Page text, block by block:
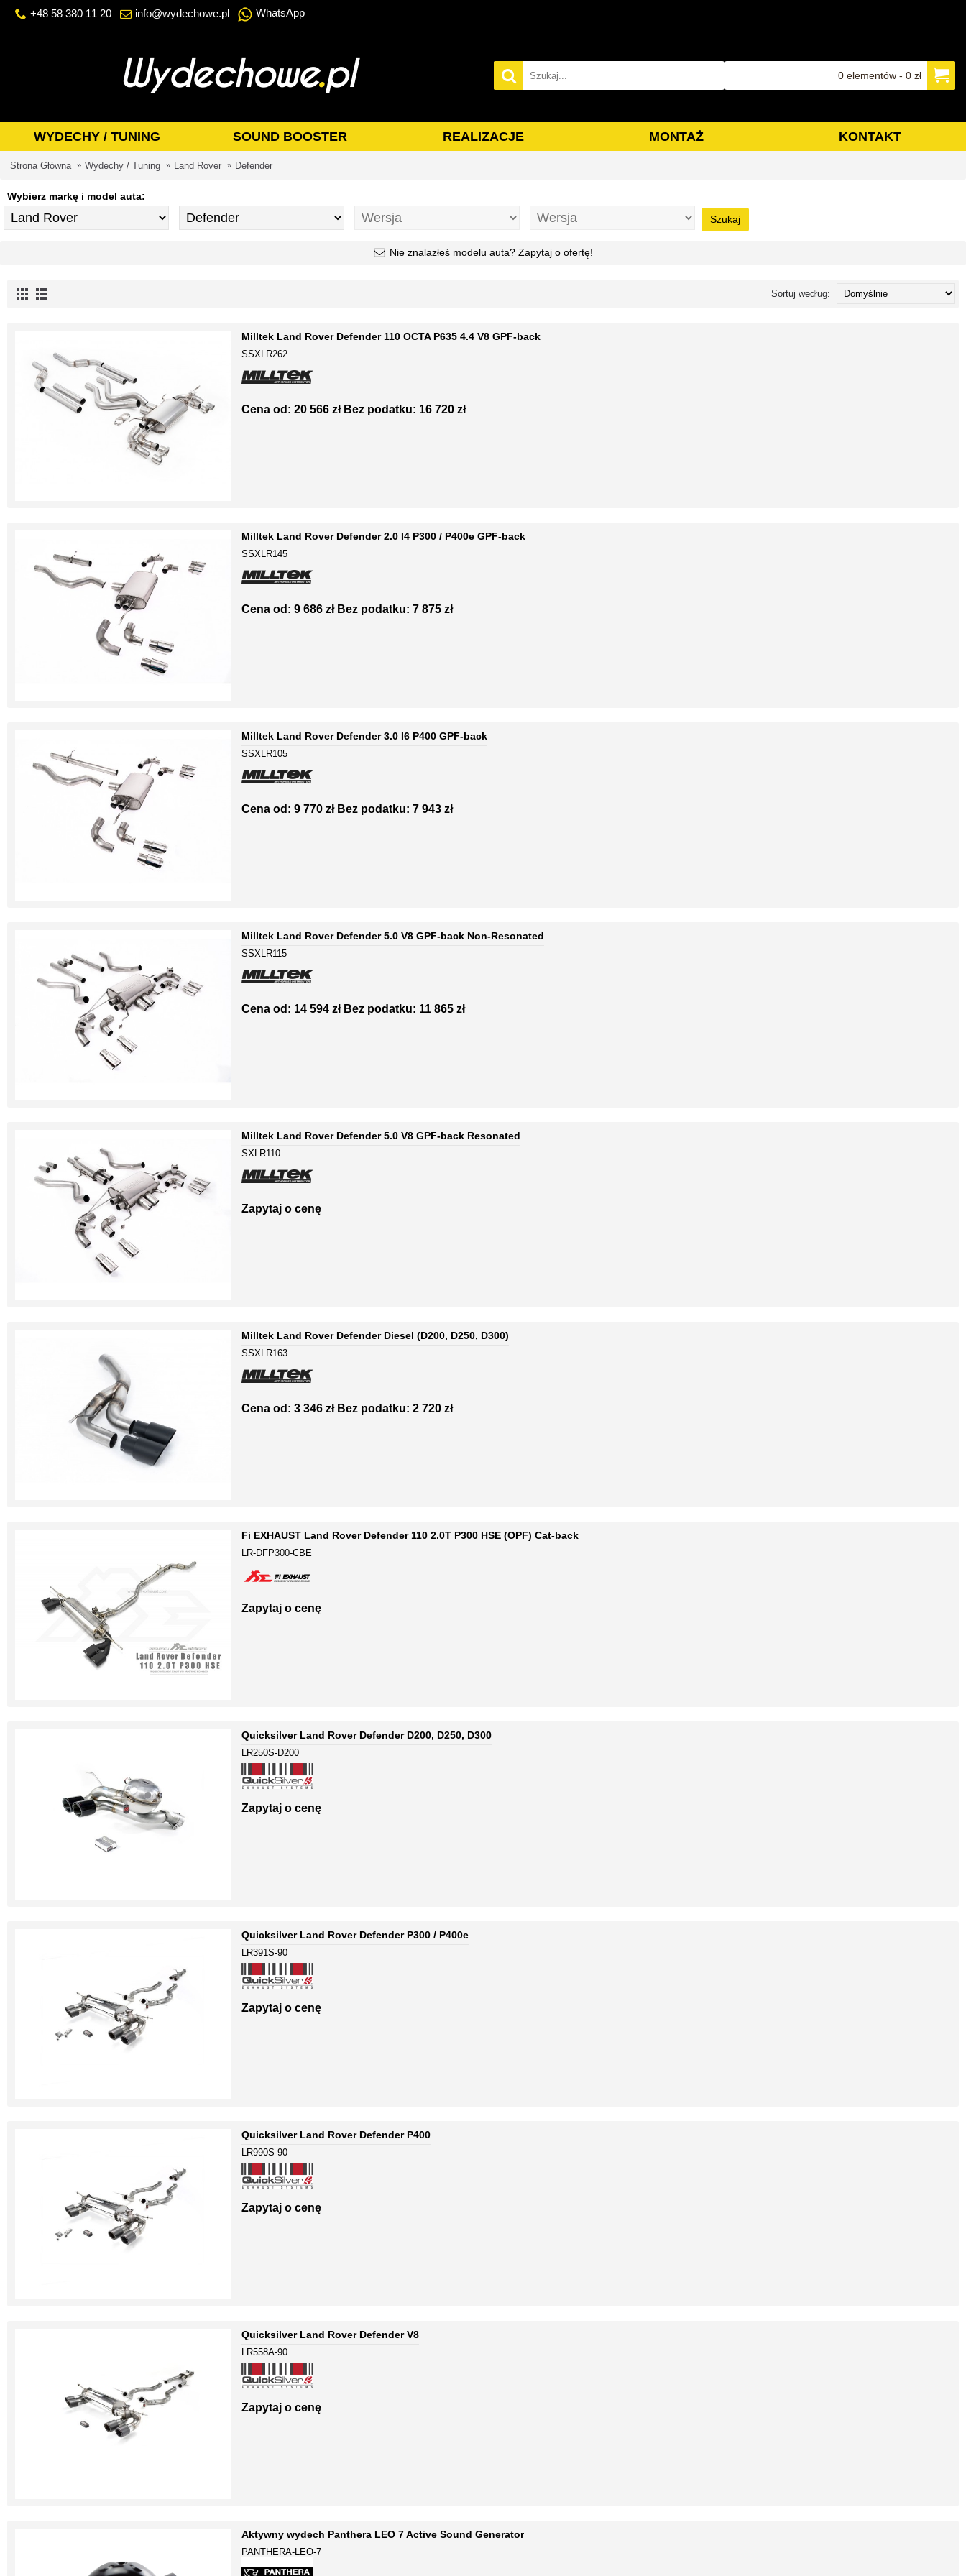
+48 58 380 11 20 info@wydechowe.pl WhatsApp
0 elementów - 0 zł
WYDECHY / TUNING SOUND BOOSTER REALIZACJE MONTAŻ KONTAKT
Strona Główna Wydechy / Tuning Land Rover Defender
Wybierz markę i model auta:
Szukaj
Nie znalazłeś modelu auta? Zapytaj o ofertę!
Sortuj według:
Milltek Land Rover Defender 110 OCTA P635 4.4 V8 GPF-back
SSXLR262
Cena od: 20 566 zł Bez podatku: 16 720 zł
Milltek Land Rover Defender 2.0 I4 P300 / P400e GPF-back
SSXLR145
Cena od: 9 686 zł Bez podatku: 7 875 zł
Milltek Land Rover Defender 3.0 I6 P400 GPF-back
SSXLR105
Cena od: 9 770 zł Bez podatku: 7 943 zł
Milltek Land Rover Defender 5.0 V8 GPF-back Non-Resonated
SSXLR115
Cena od: 14 594 zł Bez podatku: 11 865 zł
Milltek Land Rover Defender 5.0 V8 GPF-back Resonated
SXLR110
Zapytaj o cenę
Milltek Land Rover Defender Diesel (D200, D250, D300)
SSXLR163
Cena od: 3 346 zł Bez podatku: 2 720 zł
Fi EXHAUST Land Rover Defender 110 2.0T P300 HSE (OPF) Cat-back
LR-DFP300-CBE
Zapytaj o cenę
Quicksilver Land Rover Defender D200, D250, D300
LR250S-D200
Zapytaj o cenę
Quicksilver Land Rover Defender P300 / P400e
LR391S-90
Zapytaj o cenę
Quicksilver Land Rover Defender P400
LR990S-90
Zapytaj o cenę
Quicksilver Land Rover Defender V8
LR558A-90
Zapytaj o cenę
Aktywny wydech Panthera LEO 7 Active Sound Generator
PANTHERA-LEO-7